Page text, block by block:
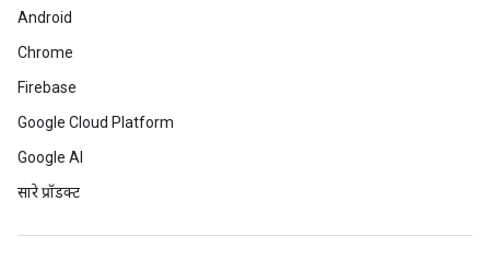
Android
Chrome
Firebase
Google Cloud Platform
Google AI
सारे प्रॉडक्ट